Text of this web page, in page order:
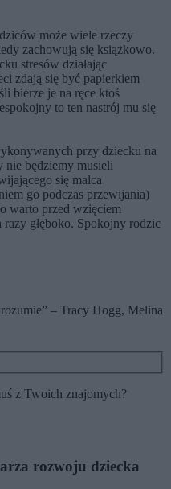
może wiele rzeczy
zachowują się książkowo.
stresów działając
zdają się być papierkiem
bierze je na ręce ktoś
to ten nastrój mu się
przy dziecku na
nie będziemy musieli
się malca
go podczas przewijania)
warto przed wzięciem
głęboko. Spokojny rodzic
– Tracy Hogg, Melina
z Twoich znajomych?
rozwoju dziecka